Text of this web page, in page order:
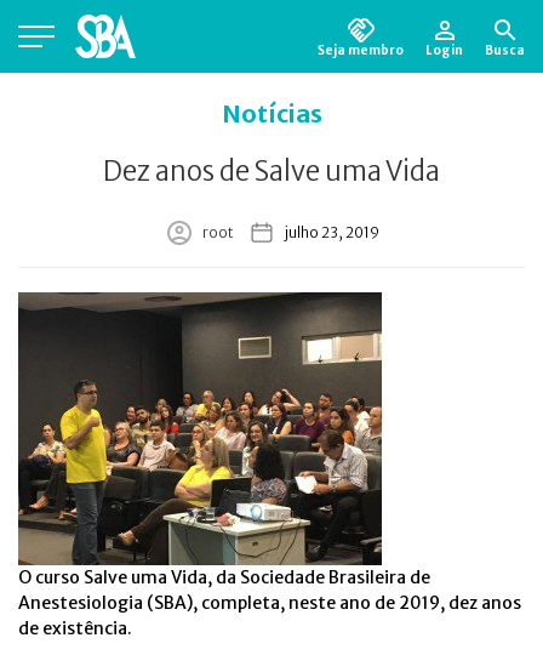
Seja membro Login Busca
Notícias
Dez anos de Salve uma Vida
root julho 23, 2019
O curso Salve uma Vida, da Sociedade Brasileira de
Anestesiologia (SBA), completa, neste ano de 2019, dez anos
de existência.